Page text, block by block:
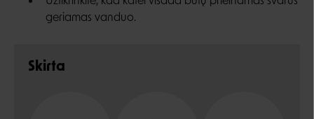
geriamas vanduo.
Skirta